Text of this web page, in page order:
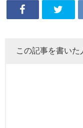
この記事を書いた